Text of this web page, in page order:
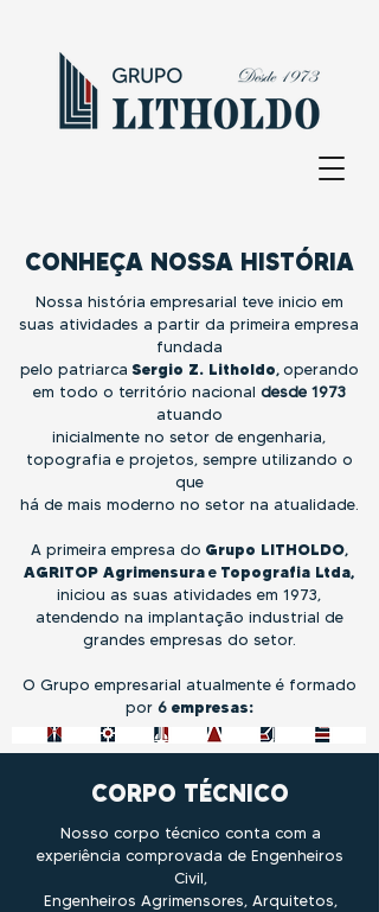
CONHEÇA NOSSA HISTÓRIA
Nossa história empresarial teve inicio em
suas atividades a partir da primeira empresa
fundada
pelo patriarca Sergio Z. Litholdo,operando
em todo o território nacional desde 1973
atuando
inicialmente no setor de engenharia,
topografia e projetos, sempre utilizando o
que
há de mais moderno no setor na atualidade.
A primeira empresa do Grupo LITHOLDO,
AGRITOP Agrimensurae Topografia Ltda,
iniciou as suas atividades em 1973,
atendendo na implantação industrial de
grandes empresas do setor.
O Grupo empresarial atualmente é formado
por 6empresas:
CORPO TÉCNICO
Nosso corpo técnico conta com a
experiência comprovada de Engenheiros
Civil,
Engenheiros Agrimensores, Arquitetos,